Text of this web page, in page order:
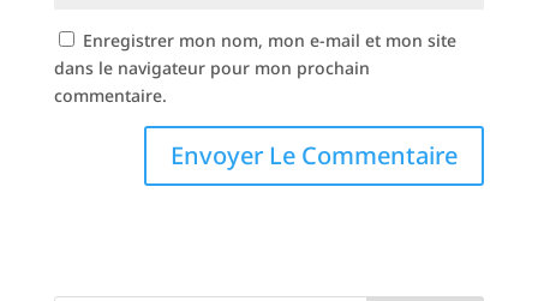
Enregistrer mon nom, mon e-mail et mon site
dans le navigateur pour mon prochain
commentaire.